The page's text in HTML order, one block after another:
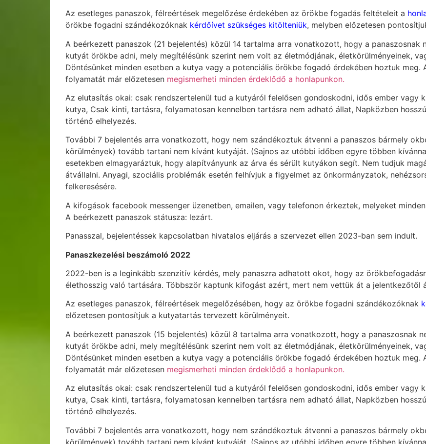
Az esetleges panaszok, félreértések megelőzése érdekében az örökbe fogadás feltételeit a
örökbe fogadni szándékozóknak kérdőívet szükséges kitölteniük, melyben előzetesen
A beérkezett panaszok (21 bejelentés) közül 14 tartalma arra vonatkozott, hogy a panaszosnak
kutyát örökbe adni, mely megítélésünk szerint nem volt az életmódjának, életkörülményeinek,
Döntésünket minden esetben a kutya vagy a potenciális örökbe fogadó érdekében hoztuk
folyamatát már előzetesen megismerheti minden érdeklődő a honlapunkon.
Az elutasítás okai: csak rendszertelenül tud a kutyáról felelősen gondoskodni, idős ember vagy
kutya, Csak kinti, tartásra, folyamatosan kennelben tartásra nem adható állat, Napközben
történő elhelyezés.
További 7 bejelentés arra vonatkozott, hogy nem szándékoztuk átvenni a panaszos bármely
körülmények) tovább tartani nem kívánt kutyáját. (Sajnos az utóbbi időben egyre többen
esetekben elmagyaráztuk, hogy alapítványunk az árva és sérült kutyákon segít. Nem tudjuk
átvállalni. Anyagi, szociális problémák esetén felhívjuk a figyelmet az önkormányzatok,
felkeresésére.
A kifogások facebook messenger üzenetben, emailen, vagy telefonon érkeztek, melyeket
A beérkezett panaszok státusza: lezárt.
Panasszal, bejelentéssek kapcsolatban hivatalos eljárás a szervezet ellen 2023-ban sem indult.
Panaszkezelési beszámoló 2022
2022-ben is a leginkább szenzitív kérdés, mely panaszra adhatott okot, hogy az
élethosszig való tartására. Többször kaptunk kifogást azért, mert nem vettük át a jelentkezőtől
Az esetleges panaszok, félreértések megelőzésében, hogy az örökbe fogadni szándékozóknak
előzetesen pontosítjuk a kutyatartás tervezett körülményeit.
A beérkezett panaszok (15 bejelentés) közül 8 tartalma arra vonatkozott, hogy a panaszosnak
kutyát örökbe adni, mely megítélésünk szerint nem volt az életmódjának, életkörülményeinek,
Döntésünket minden esetben a kutya vagy a potenciális örökbe fogadó érdekében hoztuk
folyamatát már előzetesen megismerheti minden érdeklődő a honlapunkon.
Az elutasítás okai: csak rendszertelenül tud a kutyáról felelősen gondoskodni, idős ember vagy
kutya, Csak kinti, tartásra, folyamatosan kennelben tartásra nem adható állat, Napközben
történő elhelyezés.
További 7 bejelentés arra vonatkozott, hogy nem szándékoztuk átvenni a panaszos bármely
körülmények) tovább tartani nem kívánt kutyáját. (Sajnos az utóbbi időben egyre többen